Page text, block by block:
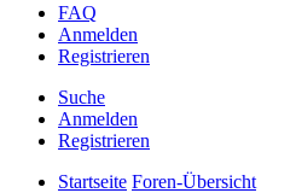
FAQ
Anmelden
Registrieren
Suche
Anmelden
Registrieren
Startseite Foren-Übersicht